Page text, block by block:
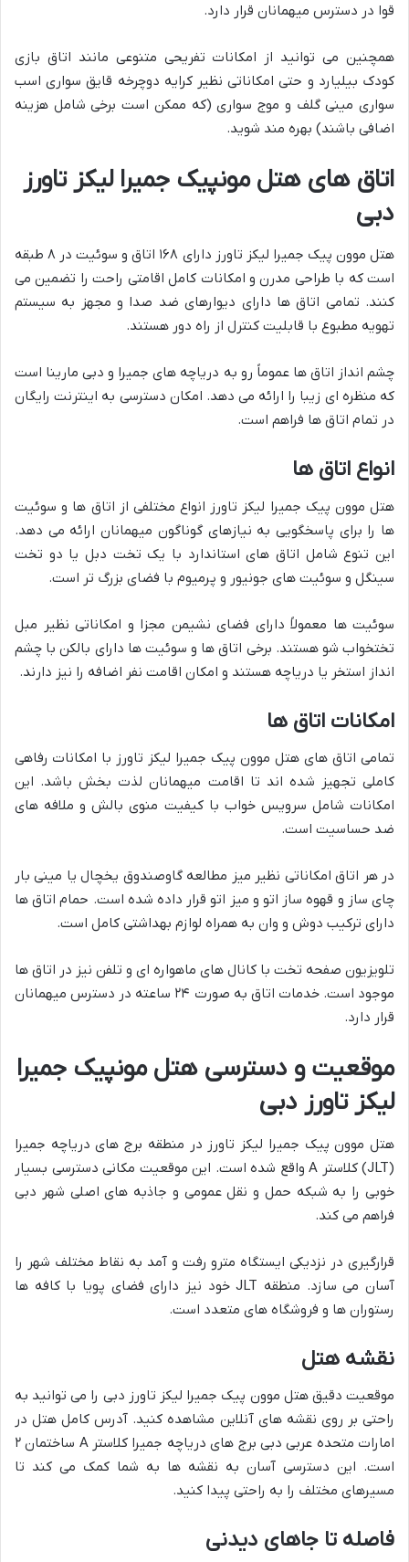
قوا در دسترس میهمانان قرار دارد.
همچنین می توانید از امکانات تفریحی متنوعی مانند اتاق بازی
کودک بیلیارد و حتی امکاناتی نظیر کرایه دوچرخه قایق سواری اسب
سواری مینی گلف و موج سواری (که ممکن است برخی شامل هزینه
اضافی باشند) بهره مند شوید.
اتاق های هتل مونپیک جمیرا لیکز تاورز
دبی
هتل موون پیک جمیرا لیکز تاورز دارای ۱۶۸ اتاق و سوئیت در ۸ طبقه
است که با طراحی مدرن و امکانات کامل اقامتی راحت را تضمین می
کنند. تمامی اتاق ها دارای دیوارهای ضد صدا و مجهز به سیستم
تهویه مطبوع با قابلیت کنترل از راه دور هستند.
چشم انداز اتاق ها عموماً رو به دریاچه های جمیرا و دبی مارینا است
که منظره ای زیبا را ارائه می دهد. امکان دسترسی به اینترنت رایگان
در تمام اتاق ها فراهم است.
انواع اتاق ها
هتل موون پیک جمیرا لیکز تاورز انواع مختلفی از اتاق ها و سوئیت
ها را برای پاسخگویی به نیازهای گوناگون میهمانان ارائه می دهد.
این تنوع شامل اتاق های استاندارد با یک تخت دبل یا دو تخت
سینگل و سوئیت های جونیور و پرمیوم با فضای بزرگ تر است.
سوئیت ها معمولاً دارای فضای نشیمن مجزا و امکاناتی نظیر مبل
تختخواب شو هستند. برخی اتاق ها و سوئیت ها دارای بالکن با چشم
انداز استخر یا دریاچه هستند و امکان اقامت نفر اضافه را نیز دارند.
امکانات اتاق ها
تمامی اتاق های هتل موون پیک جمیرا لیکز تاورز با امکانات رفاهی
کاملی تجهیز شده اند تا اقامت میهمانان لذت بخش باشد. این
امکانات شامل سرویس خواب با کیفیت منوی بالش و ملافه های
ضد حساسیت است.
در هر اتاق امکاناتی نظیر میز مطالعه گاوصندوق یخچال یا مینی بار
چای ساز و قهوه ساز اتو و میز اتو قرار داده شده است. حمام اتاق ها
دارای ترکیب دوش و وان به همراه لوازم بهداشتی کامل است.
تلویزیون صفحه تخت با کانال های ماهواره ای و تلفن نیز در اتاق ها
موجود است. خدمات اتاق به صورت ۲۴ ساعته در دسترس میهمانان
قرار دارد.
موقعیت و دسترسی هتل مونپیک جمیرا
لیکز تاورز دبی
هتل موون پیک جمیرا لیکز تاورز در منطقه برج های دریاچه جمیرا
(JLT) کلاستر A واقع شده است. این موقعیت مکانی دسترسی بسیار
خوبی را به شبکه حمل و نقل عمومی و جاذبه های اصلی شهر دبی
فراهم می کند.
قرارگیری در نزدیکی ایستگاه مترو رفت و آمد به نقاط مختلف شهر را
آسان می سازد. منطقه JLT خود نیز دارای فضای پویا با کافه ها
رستوران ها و فروشگاه های متعدد است.
نقشه هتل
موقعیت دقیق هتل موون پیک جمیرا لیکز تاورز دبی را می توانید به
راحتی بر روی نقشه های آنلاین مشاهده کنید. آدرس کامل هتل در
امارات متحده عربی دبی برج های دریاچه جمیرا کلاستر A ساختمان ۲
است. این دسترسی آسان به نقشه ها به شما کمک می کند تا
مسیرهای مختلف را به راحتی پیدا کنید.
فاصله تا جاهای دیدنی